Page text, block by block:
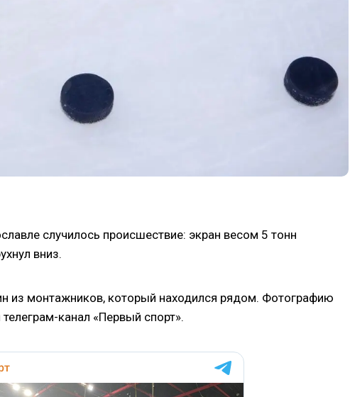
случилось происшествие: экран весом 5 тонн
вниз.
из монтажников, который находился рядом. Фотографию
канал «Первый спорт».